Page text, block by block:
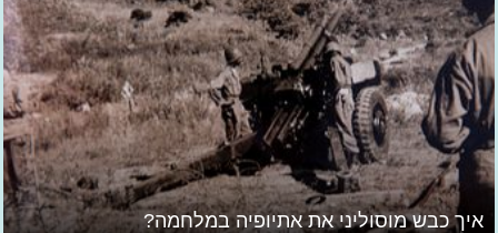
איך כבש מוסוליני את אתיופיה במלחמה?